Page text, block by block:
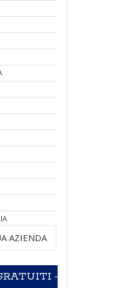
AZIENDA